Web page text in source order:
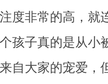
度非常的高，就
孩子真的是从小
自大家的宠爱，